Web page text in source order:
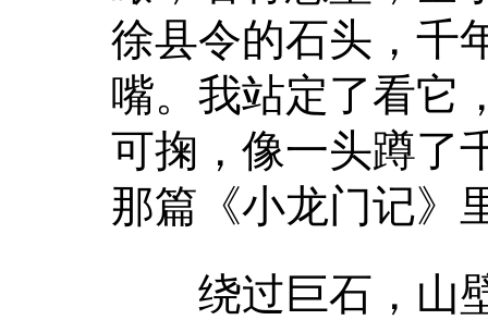
徐县令的石头，千
嘴。我站定了看它
可掬，像一头蹲了
那篇《小龙门记》
绕过巨石，山壁